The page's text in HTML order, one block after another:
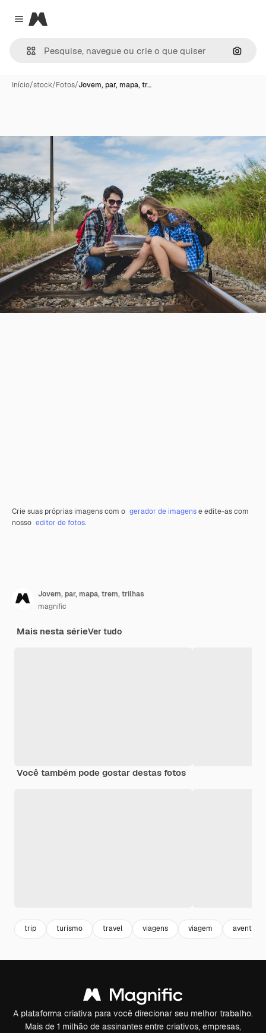
Close menu
Magnific
Início/stock/Fotos/Jovem, par, mapa, tr…
Crie suas próprias imagens com o gerador de imagense edite-as com
nosso editor de fotos.
Jovem, par, mapa, trem, trilhas
magnific
Mais nesta sérieVer tudo
Você também pode gostar destas fotos
trip turismo travel viagens viagem aventura
A plataforma criativa para você direcionar seu melhor trabalho.
Mais de 1 milhão de assinantes entre criativos, empresas,